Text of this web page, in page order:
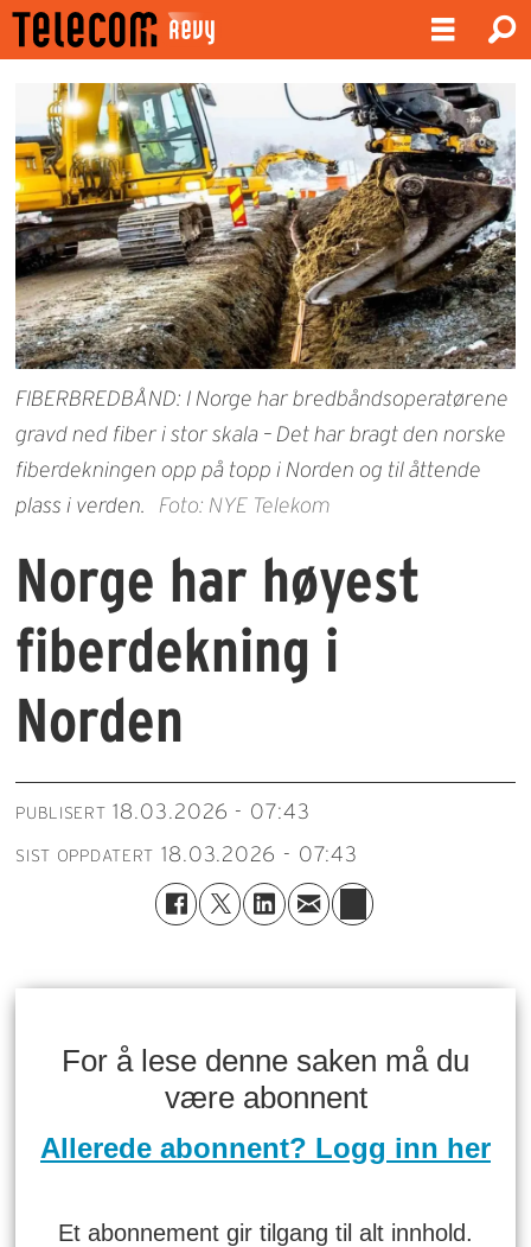
FIBERBREDBÅND: I Norge har bredbåndsoperatørene
gravd ned fiber i stor skala – Det har bragt den norske
fiberdekningen opp på topp i Norden og til åttende
plass i verden.
Foto: NYE Telekom
Norge har høyest
fiberdekning i
Norden
PUBLISERT 18.03.2026 - 07:43
SIST OPPDATERT 18.03.2026 - 07:43
For å lese denne saken må du
være abonnent
Allerede abonnent? Logg inn her
Et abonnement gir tilgang til alt innhold.